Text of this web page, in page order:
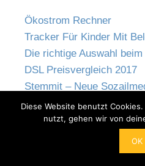
Ökostrom Rechner
Tracker Für Kinder Mit
Die richtige Auswahl
DSL Preisvergleich 2017
Stemmit – Neue
Apple App Store –
Diese Website benutzt
nutzt, gehen wir von
OK